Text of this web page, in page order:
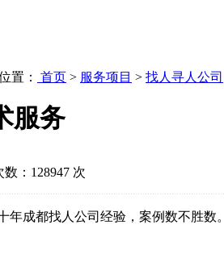
置： 首页 > 服务项目 > 找人寻人公司
服务
：128947 次
成都找人公司经验，案例数不胜数。